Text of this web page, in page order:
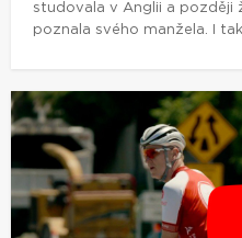
studovala v Anglii a později
poznala svého manžela. I tak